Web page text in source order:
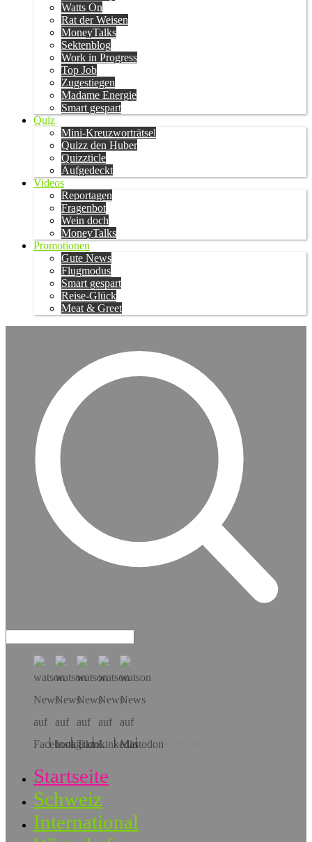
Watts On
Rat der Weisen
MoneyTalks
Sektenblog
Work in Progress
Top Job
Zugestiegen
Madame Energie
Smart gespart
Quiz
Mini-Kreuzworträtsel
Quizz den Huber
Quizzticle
Aufgedeckt
Videos
Reportagen
Fragenbot
Wein doch
MoneyTalks
Promotionen
Gute News
Flugmodus
Smart gespart
Reise-Glück
Meat & Greet
Hol dir die App!
Startseite
Schweiz
International